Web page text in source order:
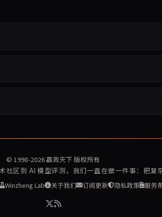
© 1998-2026赢政天下 版权所有
区到 AI 模型评测，我们一直在做一件事：把复
Winzheng Lab 关于我们 订阅更新 隐私政策 服务